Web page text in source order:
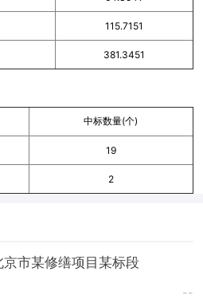
115.7151
381.3451
中标数量(个)
19
2
市某修缮项目某标段
--